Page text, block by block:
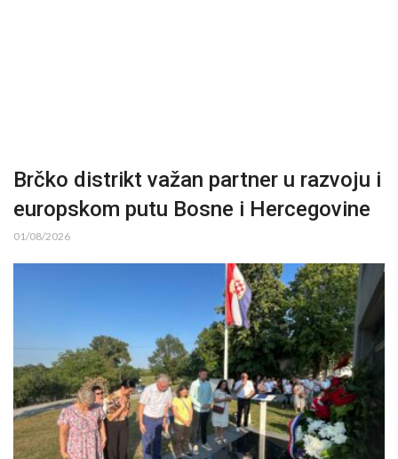
Brčko distrikt važan partner u razvoju i
europskom putu Bosne i Hercegovine
01/08/2026